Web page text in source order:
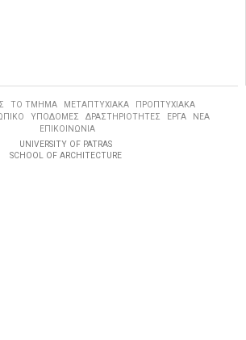
ΤΟ ΤΜΗΜΑ ΜΕΤΑΠΤΥΧΙΑΚΑ
ΠΡΟΠΤΥΧΙΑΚΑ
ΥΠΟΔΟΜΕΣ ΔΡΑΣΤΗΡΙΟΤΗΤΕΣ ΕΡΓΑ
ΝΕΑ
ΕΠΙΚΟΙΝΩΝΙΑ
UNIVERSITY OF PATRAS
SCHOOL OF ARCHITECTURE